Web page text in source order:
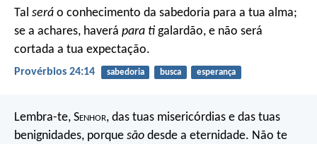
Tal será o conhecimento da sabedoria para a tua alma;
se a achares, haverá para ti galardão, e não será
cortada a tua expectação.
Provérbios 24:14 sabedoria busca esperança
Lembra-te, Senhor, das tuas misericórdias e das tuas
benignidades, porque são desde a eternidade. Não te